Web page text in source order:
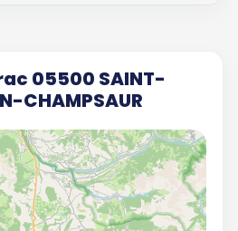
05500 SAINT-
CHAMPSAUR